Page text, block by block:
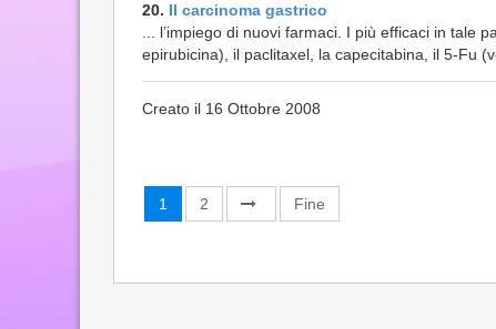
20. Il carcinoma gastrico
... l’impiego di nuovi farmaci. I più efficaci in tale
epirubicina), il paclitaxel, la capecitabina, il 5-Fu
Creato il 16 Ottobre 2008
1 2 Fine